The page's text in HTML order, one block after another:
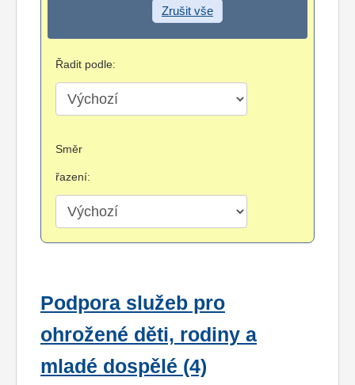
Zrušit vše
Řadit podle:
Směr
řazení:
Podpora služeb pro
ohrožené děti, rodiny a
mladé dospělé (4)